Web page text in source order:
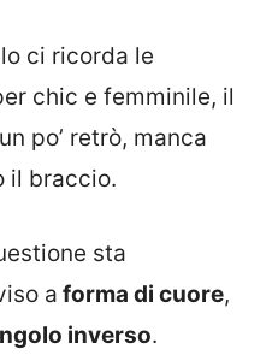
ci ricorda le
chic e femminile, il
po’ retrò, manca
il braccio.
sta
a forma di cuore,
inverso.